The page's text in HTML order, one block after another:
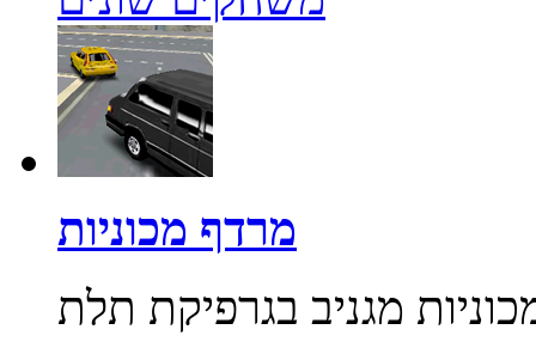
מרדף מכוניות